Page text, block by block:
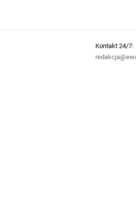
Kontakt 24/7: